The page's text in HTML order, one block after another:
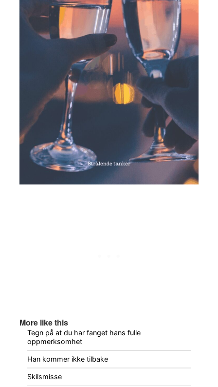
More like this
Tegn på at du har fanget hans fulle
oppmerksomhet
Han kommer ikke tilbake
Skilsmisse